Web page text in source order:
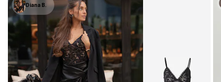
Diana B.